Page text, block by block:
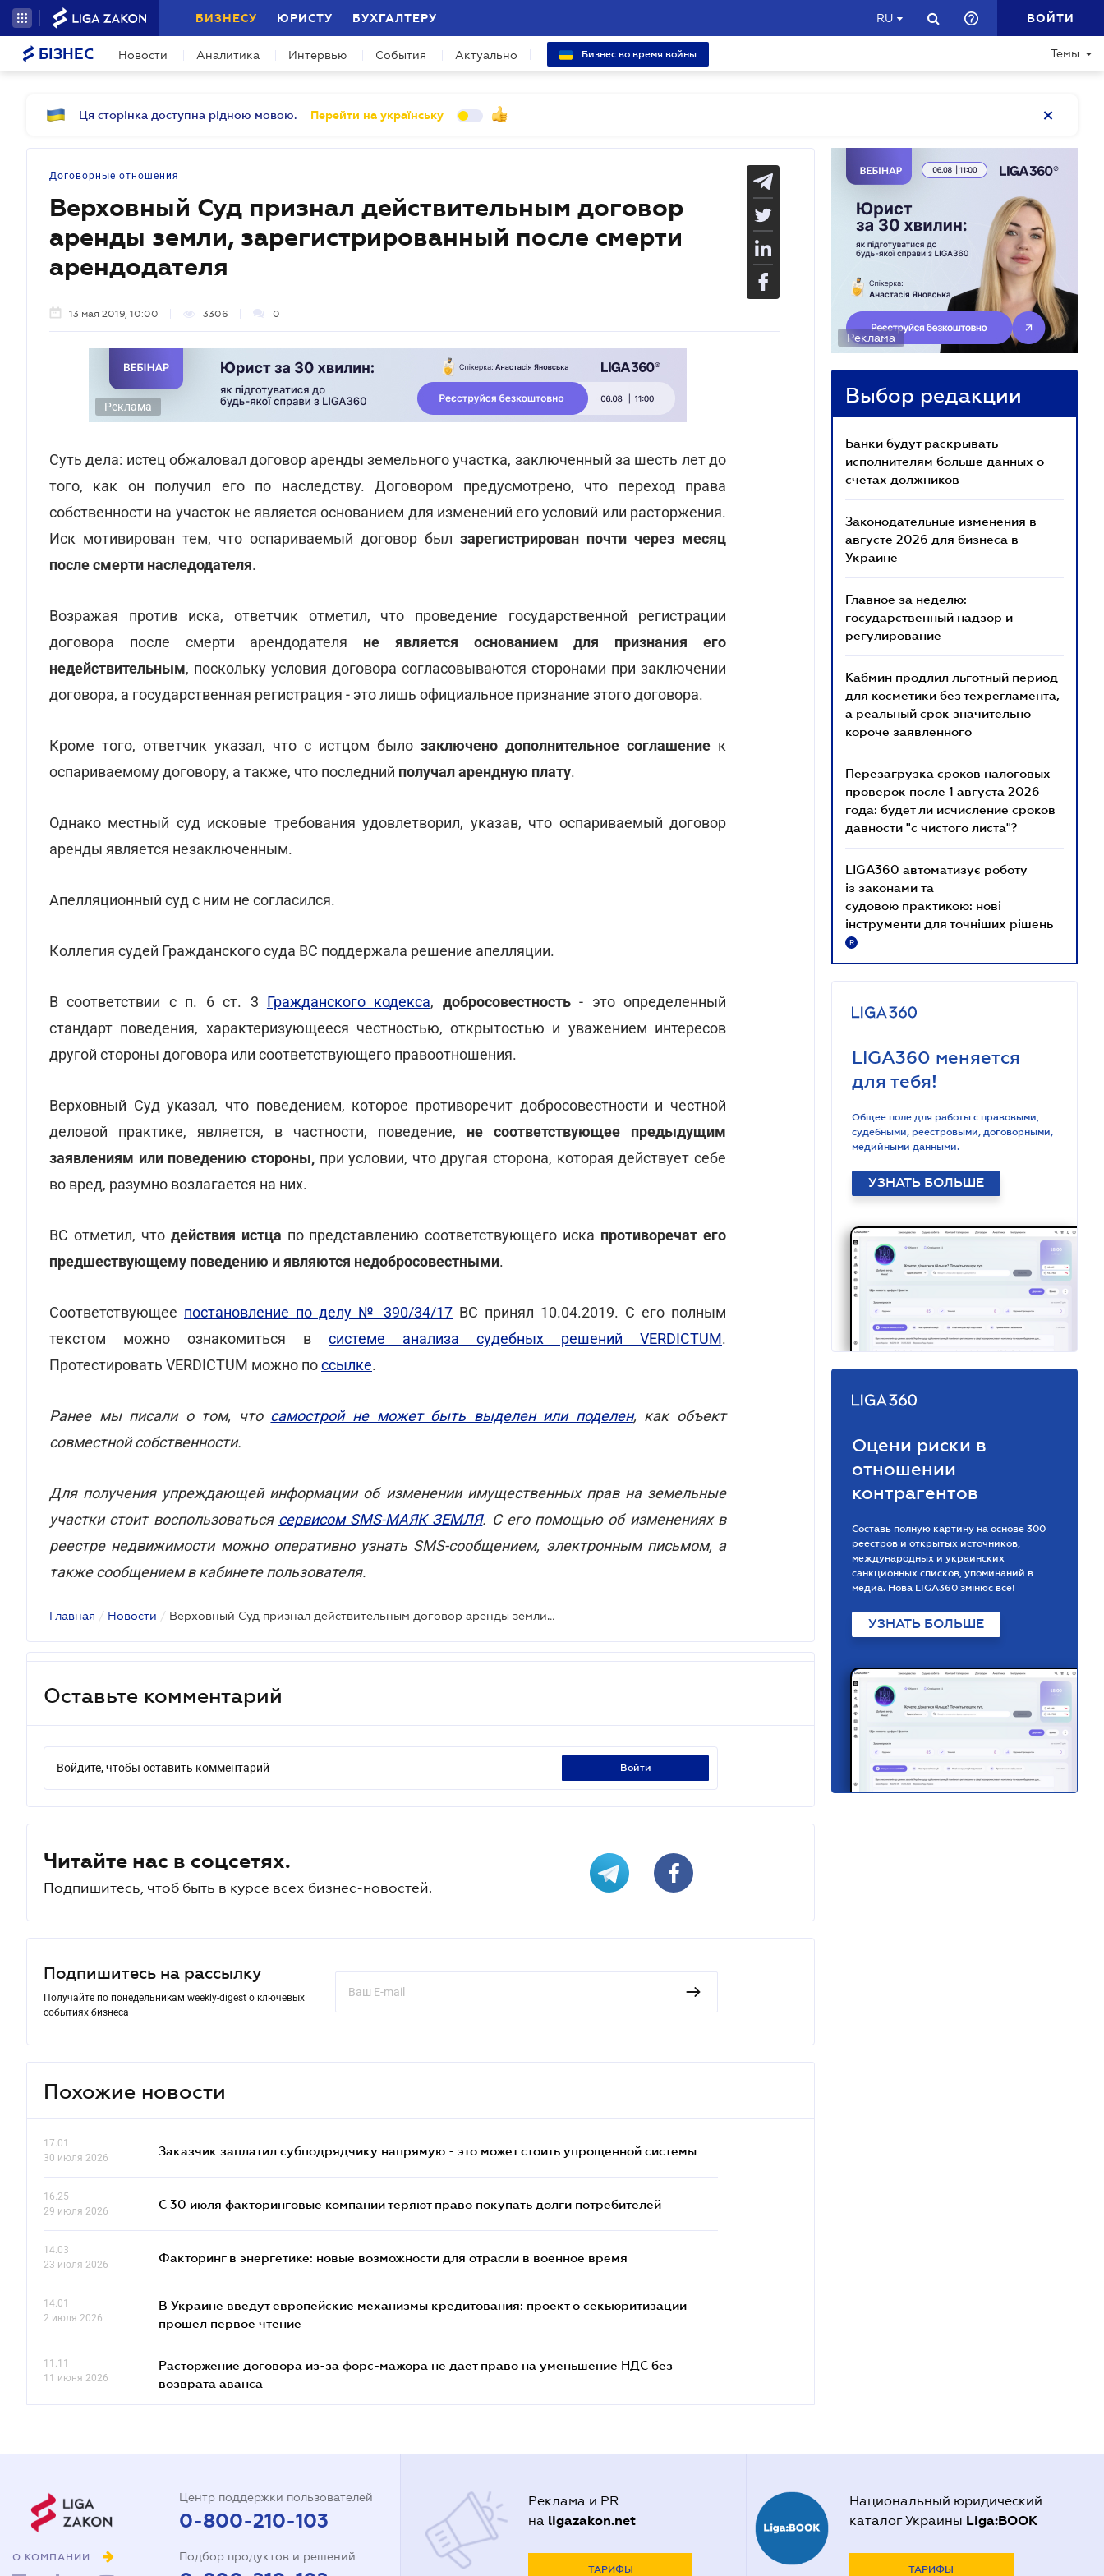
БИЗНЕСУ ЮРИСТУ БУХГАЛТЕРУ RU ВОЙТИ
БІЗНЕС Новости Аналитика Интервью События Актуально Бизнес во время войны Темы
Ця сторінка доступна рідною мовою. Перейти на українську
Договорные отношения
Верховный Суд признал действительным договор
аренды земли, зарегистрированный после смерти
арендодателя
13 мая 2019, 10:00 3306 0
Реклама
Суть дела: истец обжаловал договор аренды земельного участка, заключенный за шесть лет до
того, как он получил его по наследству. Договором предусмотрено, что переход права
собственности на участок не является основанием для изменений его условий или расторжения.
Иск мотивирован тем, что оспариваемый договор был зарегистрирован почти через месяц
после смерти наследодателя.
Возражая против иска, ответчик отметил, что проведение государственной регистрации
договора после смерти арендодателя не является основанием для признания его
недействительным, поскольку условия договора согласовываются сторонами при заключении
договора, а государственная регистрация - это лишь официальное признание этого договора.
Кроме того, ответчик указал, что с истцом было заключено дополнительное соглашение к
оспариваемому договору, а также, что последний получал арендную плату.
Однако местный суд исковые требования удовлетворил, указав, что оспариваемый договор
аренды является незаключенным.
Апелляционный суд с ним не согласился.
Коллегия судей Гражданского суда ВС поддержала решение апелляции.
В соответствии с п. 6 ст. 3 Гражданского кодекса, добросовестность- это определенный
стандарт поведения, характеризующееся честностью, открытостью и уважением интересов
другой стороны договора или соответствующего правоотношения.
Верховный Суд указал, что поведением, которое противоречит добросовестности и честной
деловой практике, является, в частности, поведение, не соответствующее предыдущим
заявлениям или поведению стороны,при условии, что другая сторона, которая действует себе
во вред, разумно возлагается на них.
ВС отметил, что действия истца по представлению соответствующего иска противоречат его
предшествующему поведению и являются недобросовестными.
Соответствующее постановление по делу № 390/34/17 ВС принял 10.04.2019. С его полным
текстом можно ознакомиться в системе анализа судебных решений VERDICTUM.
Протестировать VERDICTUM можно поссылке.
Ранее мы писали о том, что самострой не может быть выделен или поделен, как объект
совместной собственности.
Для получения упреждающей информации об изменении имущественных прав на земельные
участки стоит воспользоваться сервисом SMS-МАЯК ЗЕМЛЯ. С его помощью об изменениях в
реестре недвижимости можно оперативно узнать SMS-сообщением, электронным письмом, а
также сообщением в кабинете пользователя.
Главная / Новости / Верховный Суд признал действительным договор аренды земли, зарегистрированный после смерти арендодателя
Оставьте комментарий
Войдите, чтобы оставить комментарий войти
Читайте нас в соцсетях.
Подпишитесь, чтоб быть в курсе всех бизнес-новостей.
Подпишитесь на рассылку
Получайте по понедельникам weekly-digest о ключевых
событиях бизнеса
Похожие новости
17.01
30 июля 2026
Заказчик заплатил субподрядчику напрямую - это может стоить упрощенной системы
16.25
29 июля 2026
С 30 июля факторинговые компании теряют право покупать долги потребителей
14.03
23 июля 2026
Факторинг в энергетике: новые возможности для отрасли в военное время
14.01
2 июля 2026
В Украине введут европейские механизмы кредитования: проект о секьюритизации
прошел первое чтение
11.11
11 июня 2026
Расторжение договора из-за форс-мажора не дает право на уменьшение НДС без
возврата аванса
Реклама
Выбор редакции
Банки будут раскрывать
исполнителям больше данных о
счетах должников
Законодательные изменения в
августе 2026 для бизнеса в
Украине
Главное за неделю:
государственный надзор и
регулирование
Кабмин продлил льготный период
для косметики без техрегламента,
а реальный срок значительно
короче заявленного
Перезагрузка сроков налоговых
проверок после 1 августа 2026
года: будет ли исчисление сроков
давности "с чистого листа"?
LIGA360 автоматизує роботу
із законами та
судовою практикою: нові
інструменти для точніших рішень
R
LIGA360 меняется
для тебя!
Общее поле для работы с правовыми,
судебными, реестровыми, договорными,
медийными данными.
УЗНАТЬ БОЛЬШЕ
Оцени риски в
отношении
контрагентов
Составь полную картину на основе 300
реестров и открытых источников,
международных и украинских
санкционных списков, упоминаний в
медиа. Нова LIGA360 змінює все!
УЗНАТЬ БОЛЬШЕ
О КОМПАНИИ
Центр поддержки пользователей
0-800-210-103
Подбор продуктов и решений
Реклама и PR
на ligazakon.net
ТАРИФЫ
Национальный юридический
каталог Украины Liga:BOOK
ТАРИФЫ